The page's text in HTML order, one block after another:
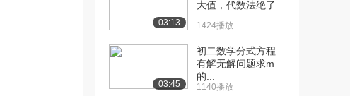
03:13
大值，代数法绝了
1424播放
03:45
初二数学分式方程
有解无解问题求m
的...
1140播放